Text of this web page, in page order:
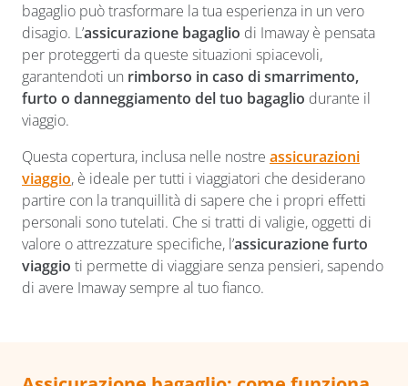
bagaglio può trasformare la tua esperienza in un vero
disagio. L’assicurazione bagaglio di Imaway è pensata
per proteggerti da queste situazioni spiacevoli,
garantendoti un rimborso in caso di smarrimento,
furto o danneggiamento del tuo bagaglio durante il
viaggio.
Questa copertura, inclusa nelle nostre assicurazioni
viaggio, è ideale per tutti i viaggiatori che desiderano
partire con la tranquillità di sapere che i propri effetti
personali sono tutelati. Che si tratti di valigie, oggetti di
valore o attrezzature specifiche, l’assicurazione furto
viaggio ti permette di viaggiare senza pensieri, sapendo
di avere Imaway sempre al tuo fianco.